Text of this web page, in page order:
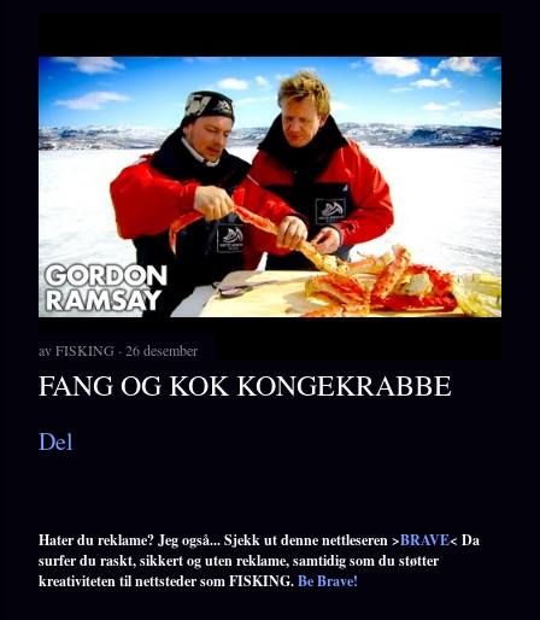
avFISKING 26 desember
FANG OG KOK KONGEKRABBE
Del
Hater du reklame? Jeg også... Sjekk ut denne nettleseren >BRAVE< Da
surfer du raskt, sikkert og uten reklame, samtidig som du støtter
kreativiteten til nettsteder som FISKING.Be Brave!